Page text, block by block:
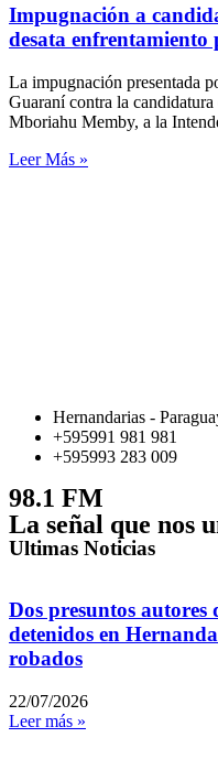
Impugnación a
desata enfrentamiento
La impugnación presentada
Guaraní contra la
Mboriahu Memby, a la
Leer Más »
Hernandarias -
+595991 981 981
+595993 283 009
98.1 FM
La señal que nos
Ultimas Noticias
Dos presuntos
detenidos en
robados
22/07/2026
Leer más »